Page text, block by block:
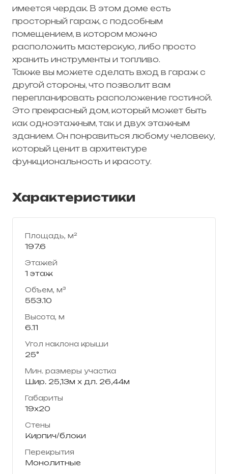
имеется чердак. В этом доме есть
просторный гараж, с подсобным
помещением, в котором можно
расположить мастерскую, либо просто
хранить инструменты и топливо.
Также вы можете сделать вход в гараж с
другой стороны, что позволит вам
перепланировать расположение гостиной.
Это прекрасный дом, который может быть
как одноэтажным, так и двух этажным
зданием. Он понравиться любому человеку,
который ценит в архитектуре
функциональность и красоту.
Характеристики
Площадь, м²
197.6
Этажей
1 этаж
Объем, м³
553.10
Высота, м
6.11
Угол наклона крыши
25°
Мин. размеры участка
Шир. 25,13м x дл. 26,44м
Габариты
19х20
Стены
Кирпич/блоки
Перекрытия
Монолитные